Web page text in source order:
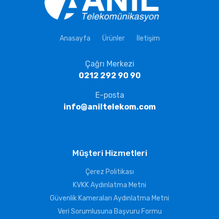
Anasayfa Ürünler İletişim
Çağrı Merkezi
0212 292 90 90
E-posta
info@aniltelekom.com
Müşteri Hizmetleri
Çerez Politikası
KVKK Aydınlatma Metni
Güvenlik Kameraları Aydınlatma Metni
Veri Sorumlusuna Başvuru Formu